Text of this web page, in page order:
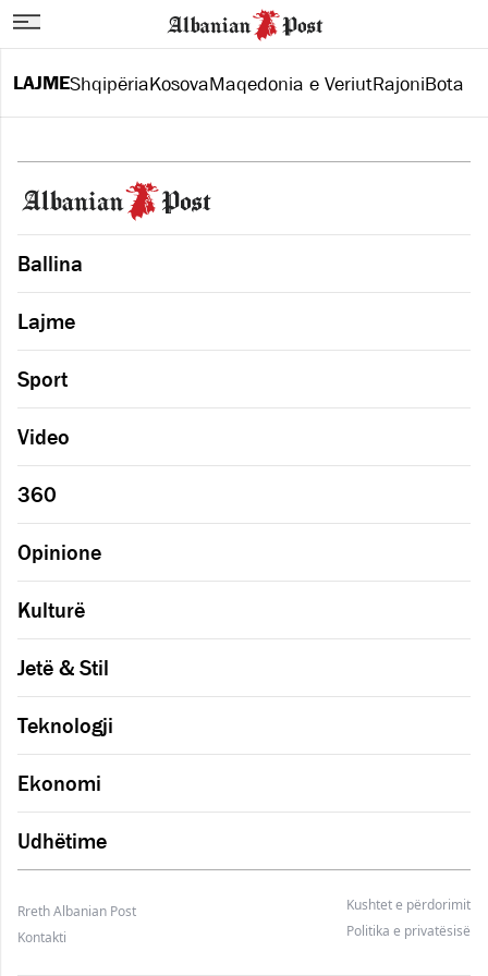
LAJMEShqipëriaKosovaMaqedonia e VeriutRajoniBota
Ballina
Lajme
Sport
Video
360
Opinione
Kulturë
Jetë & Stil
Teknologji
Ekonomi
Udhëtime
Rreth Albanian Post
Kushtet e përdorimit
Kontakti
Politika e privatësisë